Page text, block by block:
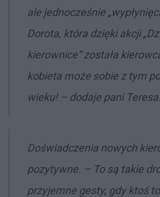
ale jednocześnie
Dorota, która dzięki akcji
kierownice” została
kobieta może sobie z tym
wieku!– dodaje pani Teresa.
Doświadczenia nowych
pozytywne. – To są takie
przyjemne gesty, gdy ktoś